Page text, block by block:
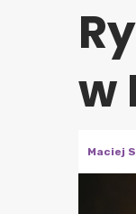
w
Maciej